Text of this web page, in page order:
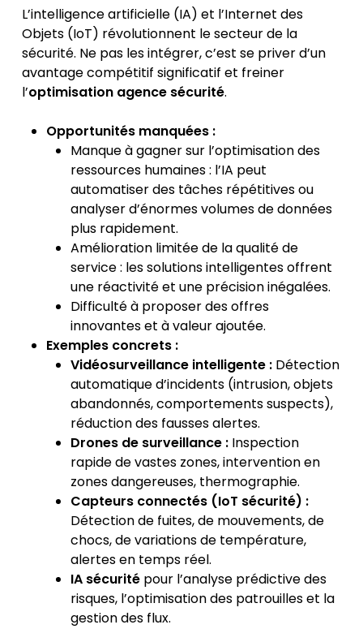
L’intelligence artificielle (IA) et l’Internet des
Objets (IoT) révolutionnent le secteur de la
sécurité. Ne pas les intégrer, c’est se priver d’un
avantage compétitif significatif et freiner
l’optimisation agence sécurité.
Opportunités manquées :
Manque à gagner sur l’optimisation des
ressources humaines : l’IA peut
automatiser des tâches répétitives ou
analyser d’énormes volumes de données
plus rapidement.
Amélioration limitée de la qualité de
service : les solutions intelligentes offrent
une réactivité et une précision inégalées.
Difficulté à proposer des offres
innovantes et à valeur ajoutée.
Exemples concrets :
Vidéosurveillance intelligente :Détection
automatique d’incidents (intrusion, objets
abandonnés, comportements suspects),
réduction des fausses alertes.
Drones de surveillance :Inspection
rapide de vastes zones, intervention en
zones dangereuses, thermographie.
Capteurs connectés (IoT sécurité) :
Détection de fuites, de mouvements, de
chocs, de variations de température,
alertes en temps réel.
IA sécuritépour l’analyse prédictive des
risques, l’optimisation des patrouilles et la
gestion des flux.